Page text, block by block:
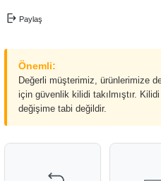
Paylaş
Önemli:
Değerli müşterimiz, ürünlerimize
için güvenlik kilidi takılmıştır.
değişime tabi değildir.